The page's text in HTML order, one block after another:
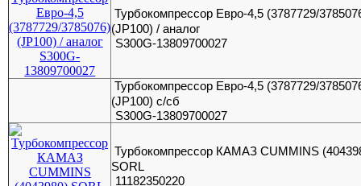
Турбокомпрессор Евро-4,5 (3787729/
(JP100) / аналог
S300G-13809700027
Турбокомпрессор Евро-4,5 (3787729/
(JP100) с/сб
S300G-13809700027
Турбокомпрессор КАМАЗ CUMMINS
SORL
11182350220